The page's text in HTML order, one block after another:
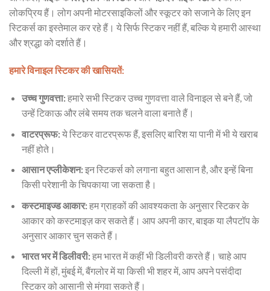
लोकप्रिय हैं। लोग अपनी मोटरसाइकिलों और स्कूटर को सजाने के लिए इन
स्टिकर्स का इस्तेमाल कर रहे हैं। ये सिर्फ स्टिकर नहीं हैं, बल्कि ये हमारी आस्था
और श्रद्धा को दर्शाते हैं।
हमारे विनाइल स्टिकर की खासियतें:
उच्च गुणवत्ता:हमारे सभी स्टिकर उच्च गुणवत्ता वाले विनाइल से बने हैं, जो
उन्हें टिकाऊ और लंबे समय तक चलने वाला बनाते हैं।
वाटरप्रूफ:ये स्टिकर वाटरप्रूफ हैं, इसलिए बारिश या पानी में भी ये खराब
नहीं होते।
आसान एप्लीकेशन:इन स्टिकर्स को लगाना बहुत आसान है, और इन्हें बिना
किसी परेशानी के चिपकाया जा सकता है।
कस्टमाइज्ड आकार:हम ग्राहकों की आवश्यकता के अनुसार स्टिकर के
आकार को कस्टमाइज़ कर सकते हैं। आप अपनी कार, बाइक या लैपटॉप के
अनुसार आकार चुन सकते हैं।
भारत भर में डिलीवरी:हम भारत में कहीं भी डिलीवरी करते हैं। चाहे आप
दिल्ली में हों, मुंबई में, बैंगलोर में या किसी भी शहर में, आप अपने पसंदीदा
स्टिकर को आसानी से मंगवा सकते हैं।